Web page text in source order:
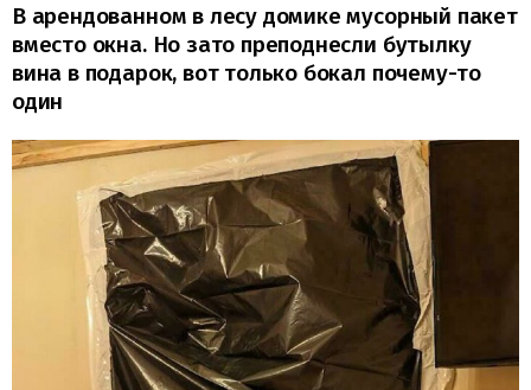
В арендованном в лесу домике мусорный пакет
вместо окна. Но зато преподнесли бутылку
вина в подарок, вот только бокал почему-то
один